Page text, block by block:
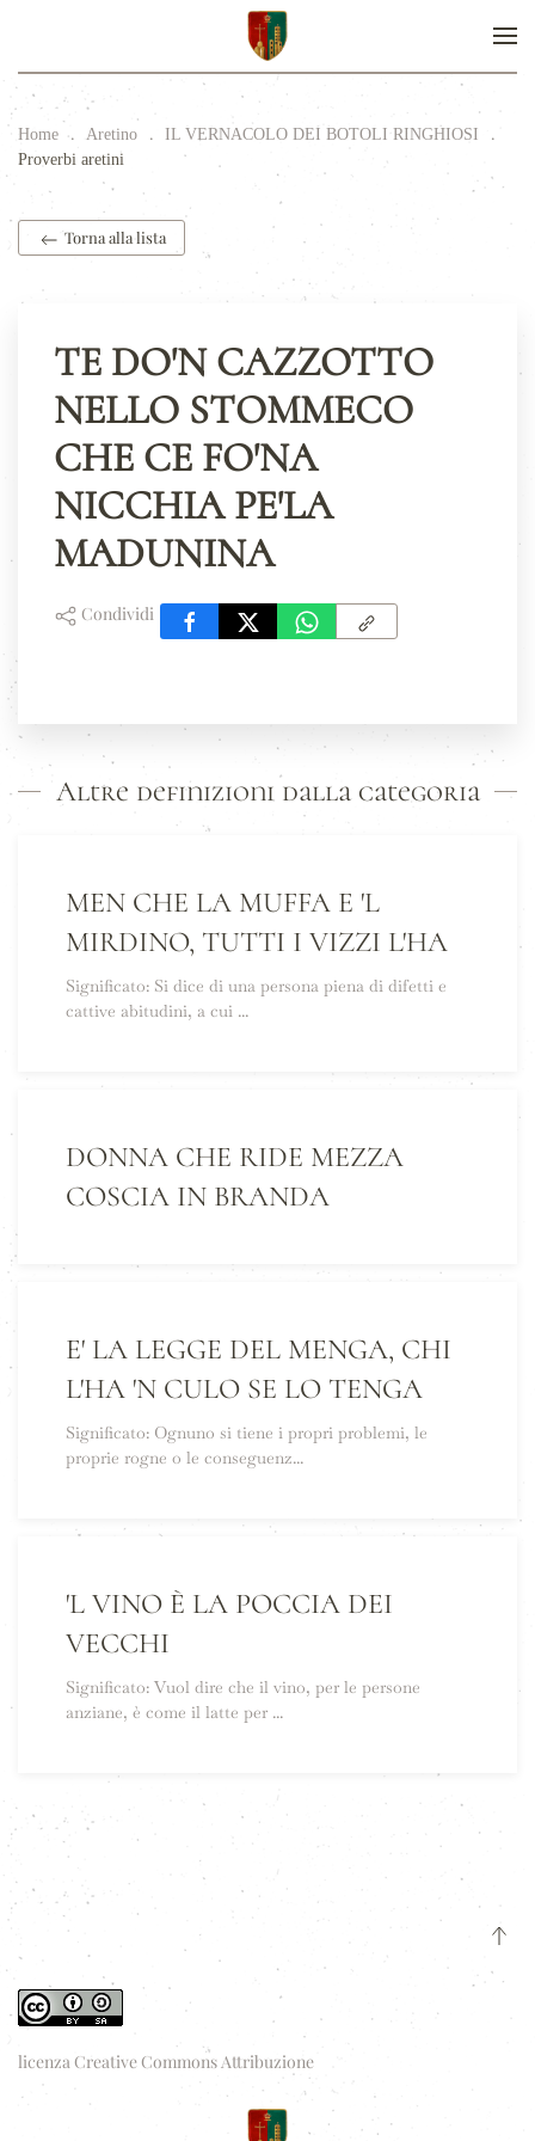
Home Aretino
IL VERNACOLO DEI BOTOLI RINGHIOSI
Proverbi aretini
Torna alla lista
TE DO'N CAZZOTTO
NELLO STOMMECO
CHE CE FO'NA
NICCHIA PE'LA
MADUNINA
Condividi
Altre definizioni dalla categoria
MEN CHE LA MUFFA E 'L
MIRDINO, TUTTI I VIZZI L'HA
Significato: Si dice di una persona piena di difetti e
cattive abitudini, a cui ...
DONNA CHE RIDE MEZZA
COSCIA IN BRANDA
E' LA LEGGE DEL MENGA, CHI
L'HA 'N CULO SE LO TENGA
Significato: Ognuno si tiene i propri problemi, le
proprie rogne o le conseguenz...
'L VINO È LA POCCIA DEI
VECCHI
Significato: Vuol dire che il vino, per le persone
anziane, è come il latte per ...
licenza Creative Commons Attribuzione